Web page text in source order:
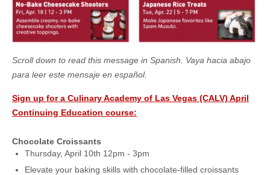
Scroll down to read this message in Spanish. Vaya hacia abajo
para leer este mensaje en español.
Sign up for a Culinary Academy of Las Vegas (CALV) April
Continuing Education course:
Chocolate Croissants
Thursday, April 10th 12pm - 3pm
Elevate your baking skills with chocolate-filled croissants